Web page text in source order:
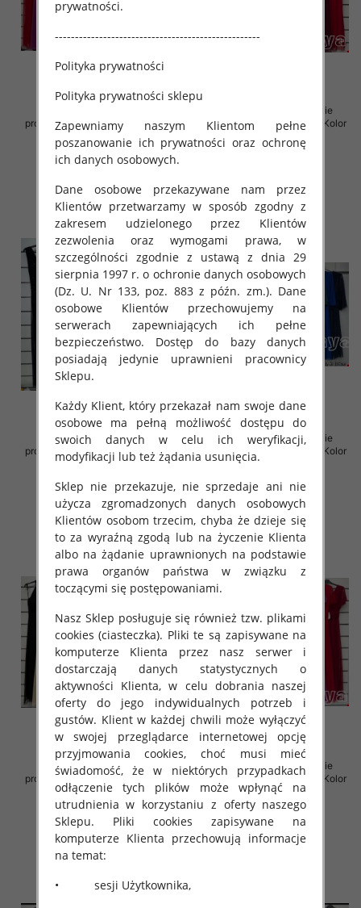
produkt) Roz Standard, Mix Kolor
Paczka 5 szt
76.00 zł
Sukienki damskie (Włoskie
produkt) Roz Standard, Mix Kolor
Paczka 5 szt
Sukienki damskie (Włoskie
produkt) Roz Standard, Mix Kolor
Paczka 5 szt
72.00 zł
szczegóły
Sukienki damskie (Włoskie
produkt) Roz Standard, Mix Kolor
Paczka 5 szt
69.00 zł
szczegóły
Sukienki damskie (Włoskie
produkt) Roz Standard, Mix Kolor
Paczka 5 szt
54.00 zł
szczegóły
Sukienki damskie (Włoskie
produkt) Roz Standard, Mix Kolor
Paczka 5 szt
54.00 zł
szczegóły
prywatności.
---------------------------------------------------
Polityka prywatności
Polityka prywatności sklepu
Zapewniamy naszym Klientom pełne
poszanowanie ich prywatności oraz ochronę
ich danych osobowych.
Dane osobowe przekazywane nam przez
Klientów przetwarzamy w sposób zgodny z
zakresem udzielonego przez Klientów
zezwolenia oraz wymogami prawa, w
szczególności zgodnie z ustawą z dnia 29
sierpnia 1997 r. o ochronie danych osobowych
(Dz. U. Nr 133, poz. 883 z późn. zm.). Dane
osobowe Klientów przechowujemy na
serwerach zapewniających ich pełne
bezpieczeństwo. Dostęp do bazy danych
posiadają jedynie uprawnieni pracownicy
Sklepu.
Każdy Klient, który przekazał nam swoje dane
osobowe ma pełną możliwość dostępu do
swoich danych w celu ich weryfikacji,
modyfikacji lub też żądania usunięcia.
Sklep nie przekazuje, nie sprzedaje ani nie
użycza zgromadzonych danych osobowych
Klientów osobom trzecim, chyba że dzieje się
to za wyraźną zgodą lub na życzenie Klienta
albo na żądanie uprawnionych na podstawie
prawa organów państwa w związku z
toczącymi się postępowaniami.
Nasz Sklep posługuje się również tzw. plikami
cookies (ciasteczka). Pliki te są zapisywane na
komputerze Klienta przez nasz serwer i
dostarczają danych statystycznych o
aktywności Klienta, w celu dobrania naszej
oferty do jego indywidualnych potrzeb i
gustów. Klient w każdej chwili może wyłączyć
w swojej przeglądarce internetowej opcję
przyjmowania cookies, choć musi mieć
świadomość, że w niektórych przypadkach
odłączenie tych plików może wpłynąć na
utrudnienia w korzystaniu z oferty naszego
Sklepu. Pliki cookies zapisywane na
komputerze Klienta przechowują informacje
na temat:
• sesji Użytkownika,